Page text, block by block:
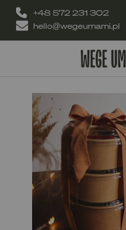
+48 572 231 302
hello@wegeumami.pl